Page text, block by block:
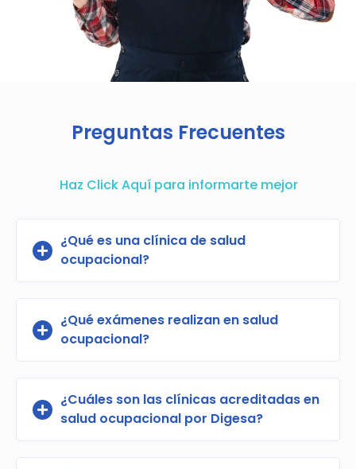
Preguntas Frecuentes
Haz Click Aquí para informarte mejor
¿Qué es una clínica de salud
ocupacional?
¿Qué exámenes realizan en salud
ocupacional?
¿Cuáles son las clínicas acreditadas en
salud ocupacional por Digesa?